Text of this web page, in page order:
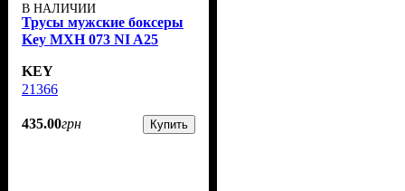
В НАЛИЧИИ
Трусы мужские боксеры
Key MXH 073 NI A25
KEY
21366
435.00грн Купить